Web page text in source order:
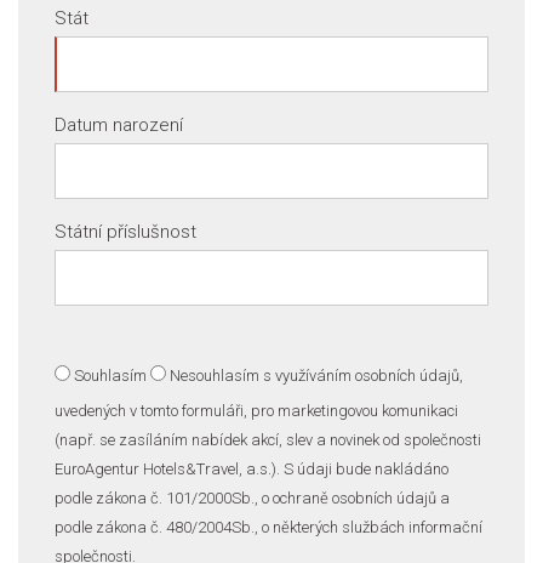
Stát
Datum narození
Státní příslušnost
Souhlasím Nesouhlasím s využíváním osobních údajů,
uvedených v tomto formuláři, pro marketingovou komunikaci
(např. se zasíláním nabídek akcí, slev a novinek od společnosti
EuroAgentur Hotels&Travel, a.s.). S údaji bude nakládáno
podle zákona č. 101/2000Sb., o ochraně osobních údajů a
podle zákona č. 480/2004Sb., o některých službách informační
společnosti.